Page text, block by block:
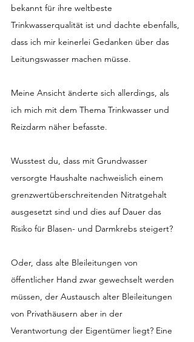
bekannt für ihre weltbeste
Trinkwasserqualität ist und dachte ebenfalls,
dass ich mir keinerlei Gedanken über das
Leitungswasser machen müsse.
Meine Ansicht änderte sich allerdings, als
ich mich mit dem Thema Trinkwasser und
Reizdarm näher befasste.
Wusstest du, dass mit Grundwasser
versorgte Haushalte nachweislich einem
grenzwertüberschreitenden Nitratgehalt
ausgesetzt sind und dies auf Dauer das
Risiko für Blasen- und Darmkrebs steigert?
Oder, dass alte Bleileitungen von
öffentlicher Hand zwar gewechselt werden
müssen, der Austausch alter Bleileitungen
von Privathäusern aber in der
Verantwortung der Eigentümer liegt? Eine